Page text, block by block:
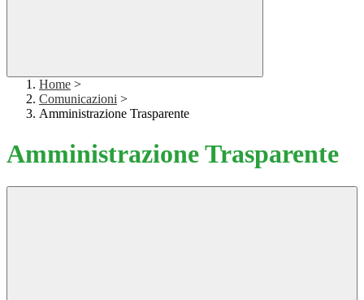
Home >
Comunicazioni >
Amministrazione Trasparente
Amministrazione Trasparente